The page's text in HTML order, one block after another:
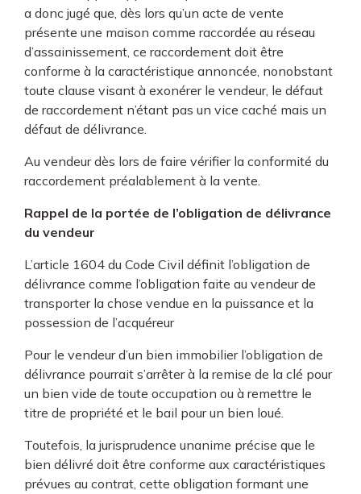
a donc jugé que, dès lors qu’un acte de vente
présente une maison comme raccordée au réseau
d’assainissement, ce raccordement doit être
conforme à la caractéristique annoncée, nonobstant
toute clause visant à exonérer le vendeur, le défaut
de raccordement n’étant pas un vice caché mais un
défaut de délivrance.
Au vendeur dès lors de faire vérifier la conformité du
raccordement préalablement à la vente.
Rappel de la portée de l’obligation de délivrance
du vendeur
L’article 1604 du Code Civil définit l’obligation de
délivrance comme l’obligation faite au vendeur de
transporter la chose vendue en la puissance et la
possession de l’acquéreur
Pour le vendeur d’un bien immobilier l’obligation de
délivrance pourrait s’arrêter à la remise de la clé pour
un bien vide de toute occupation ou à remettre le
titre de propriété et le bail pour un bien loué.
Toutefois, la jurisprudence unanime précise que le
bien délivré doit être conforme aux caractéristiques
prévues au contrat, cette obligation formant une